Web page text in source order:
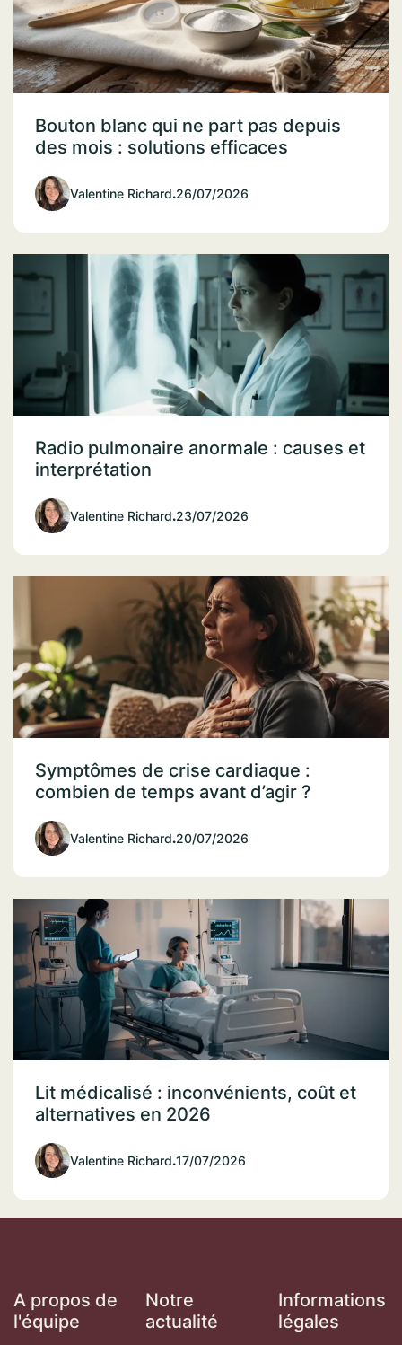
Bouton blanc qui ne part pas depuis
des mois : solutions efficaces
Valentine Richard.26/07/2026
Radio pulmonaire anormale : causes et
interprétation
Valentine Richard.23/07/2026
Symptômes de crise cardiaque :
combien de temps avant d’agir ?
Valentine Richard.20/07/2026
Lit médicalisé : inconvénients, coût et
alternatives en 2026
Valentine Richard.17/07/2026
A propos de
l'équipe
Notre
actualité
Informations
légales